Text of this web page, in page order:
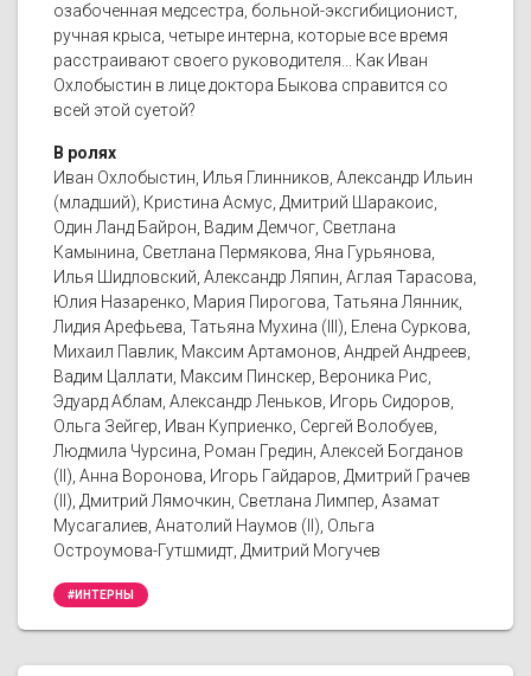
озабоченная медсестра, больной-эксгибиционист,
ручная крыса, четыре интерна, которые все время
расстраивают своего руководителя... Как Иван
Охлобыстин в лице доктора Быкова справится со
всей этой суетой?
В ролях
Иван Охлобыстин, Илья Глинников, Александр Ильин
(младший), Кристина Асмус, Дмитрий Шаракоис,
Один Ланд Байрон, Вадим Демчог, Светлана
Камынина, Светлана Пермякова, Яна Гурьянова,
Илья Шидловский, Александр Ляпин, Аглая Тарасова,
Юлия Назаренко, Мария Пирогова, Татьяна Лянник,
Лидия Арефьева, Татьяна Мухина (III), Елена Суркова,
Михаил Павлик, Максим Артамонов, Андрей Андреев,
Вадим Цаллати, Максим Пинскер, Вероника Рис,
Эдуард Аблам, Александр Леньков, Игорь Сидоров,
Ольга Зейгер, Иван Куприенко, Сергей Волобуев,
Людмила Чурсина, Роман Гредин, Алексей Богданов
(II), Анна Воронова, Игорь Гайдаров, Дмитрий Грачев
(II), Дмитрий Лямочкин, Светлана Лимпер, Азамат
Мусагалиев, Анатолий Наумов (II), Ольга
Остроумова-Гутшмидт, Дмитрий Могучев
#ИНТЕРНЫ